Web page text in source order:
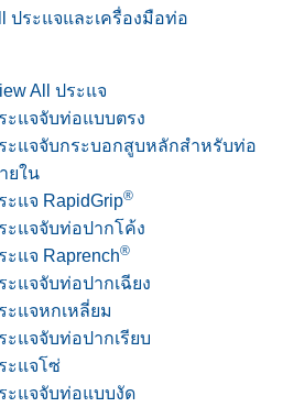
ประแจและเครื่องมือท่อ
All ประแจ
ะแจจับท่อแบบตรง
ะแจจับกระบอกสูบหลักสำหรับท่อ
ยใน
ะแจ RapidGrip®
ะแจจับท่อปากโค้ง
ะแจ Raprench®
ะแจจับท่อปากเฉียง
ะแจหกเหลี่ยม
ะแจจับท่อปากเรียบ
ะแจโซ่
ะแจจับท่อแบบงัด